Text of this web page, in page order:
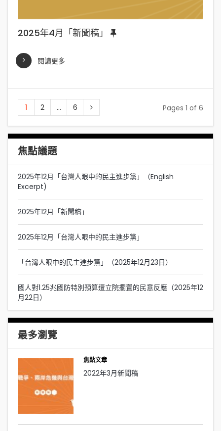
2025年4月「新聞稿」
閱讀更多
Pages 1 of 6
1 2 ... 6
焦點議題
2025年12月「台灣人眼中的民主進步黨」（English
Excerpt)
2025年12月「新聞稿」
2025年12月「台灣人眼中的民主進步黨」
「台灣人眼中的民主進步黨」（2025年12月23日）
國人對1.25兆國防特別預算遭立院擱置的民意反應（2025年12
月22日）
最多瀏覽
焦點文章
2022年3月新聞稿